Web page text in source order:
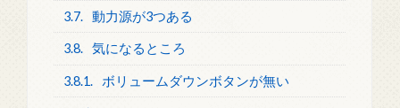
3.7. 動力源が3つある
3.8. 気になるところ
3.8.1. ボリュームダウンボタンが無い